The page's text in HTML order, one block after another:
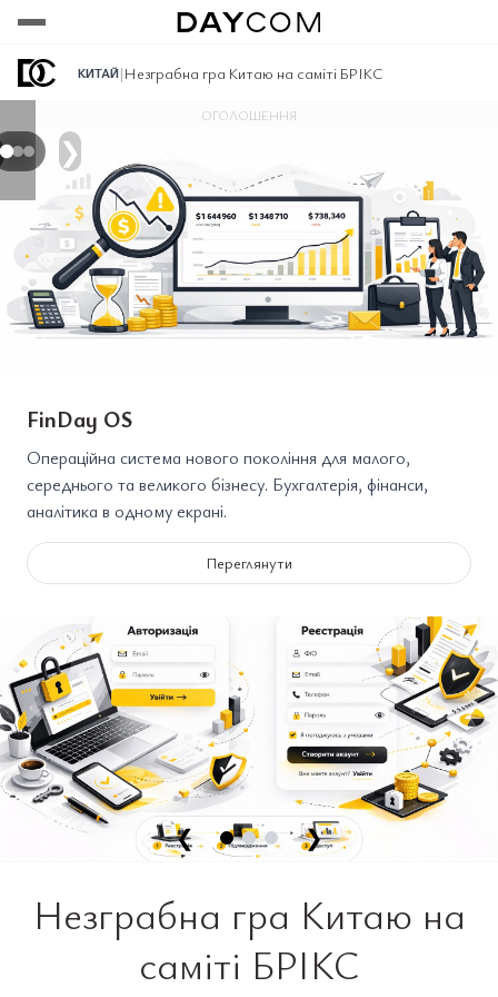
КИТАЙ|Незграбна гра Китаю на саміті БРІКС
Переглянути
Переглянути
Переглянути
❯
ОГОЛОШЕННЯ
FinDay OS
Операційна система нового покоління для малого,
середнього та великого бізнесу. Бухгалтерія, фінанси,
аналітика в одному екрані.
Переглянути
❮ ❯
Незграбна гра Китаю на
саміті БРІКС